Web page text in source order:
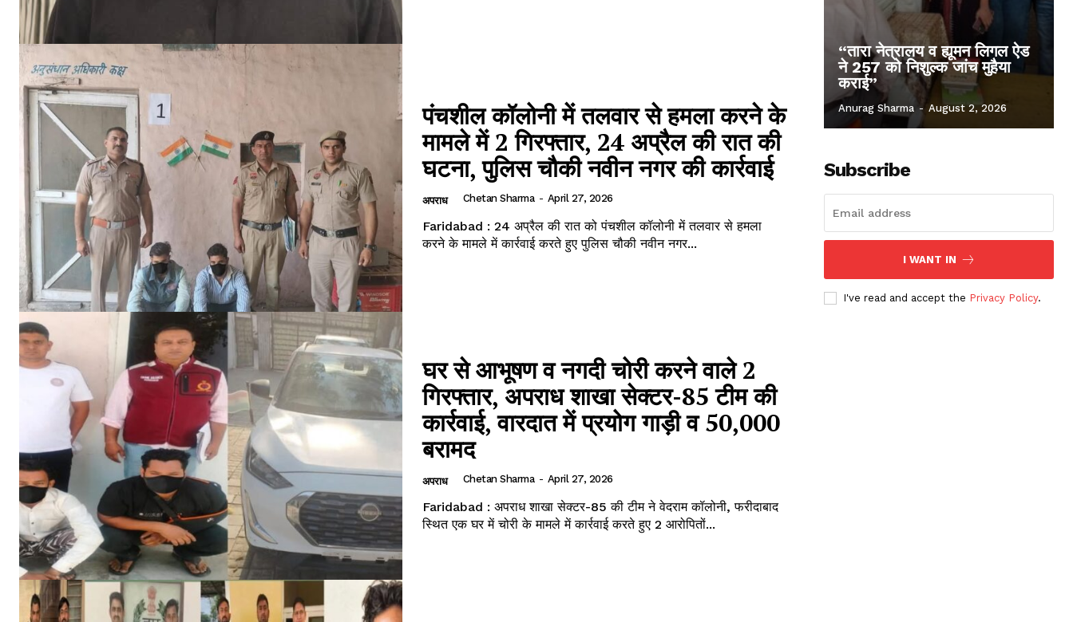
पंचशील कॉलोनी में तलवार से हमला करने के
मामले में 2 गिरफ्तार, 24 अप्रैल की रात की
घटना, पुलिस चौकी नवीन नगर की कार्रवाई
अपराध Chetan Sharma - April 27, 2026
Faridabad : 24 अप्रैल की रात को पंचशील कॉलोनी में तलवार से हमला
करने के मामले में कार्रवाई करते हुए पुलिस चौकी नवीन नगर...
घर से आभूषण व नगदी चोरी करने वाले 2
गिरफ्तार, अपराध शाखा सेक्टर-85 टीम की
कार्रवाई, वारदात में प्रयोग गाड़ी व ₹50,000
बरामद
अपराध Chetan Sharma - April 27, 2026
Faridabad : अपराध शाखा सेक्टर-85 की टीम ने वेदराम कॉलोनी, फरीदाबाद
स्थित एक घर में चोरी के मामले में कार्रवाई करते हुए 2 आरोपितों...
“तारा नेत्रालय व ह्यूमन लिगल ऐड
ने 257 को निशुल्क जांच मुहैया
कराई”
Anurag Sharma - August 2, 2026
Subscribe
I WANT IN
I've read and accept the Privacy Policy.